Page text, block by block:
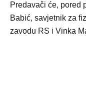
Predavači će, pored
Babić, savjetnik za
zavodu RS i Vinka